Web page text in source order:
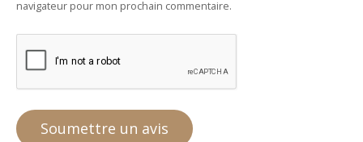
navigateur pour mon prochain commentaire.